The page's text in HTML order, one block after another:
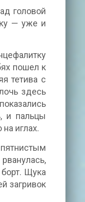
головой
— уже и
пошел к
тетива с
здесь
и пальцы
иглах.
Щука
загривок